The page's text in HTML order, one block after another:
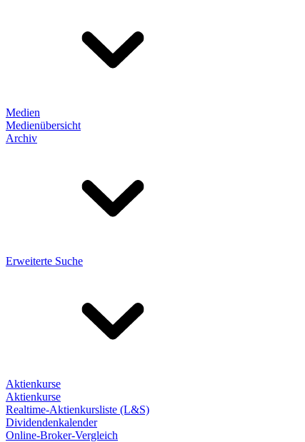
Medien
Medienübersicht
Archiv
Erweiterte Suche
Aktienkurse
Aktienkurse
Realtime-Aktienkursliste (L&S)
Dividendenkalender
Online-Broker-Vergleich